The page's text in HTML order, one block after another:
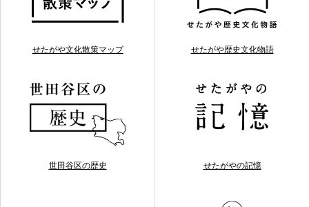
せたがや文化散策マップ せたがや歴史文化物語
世田谷区の歴史 せたがやの記憶